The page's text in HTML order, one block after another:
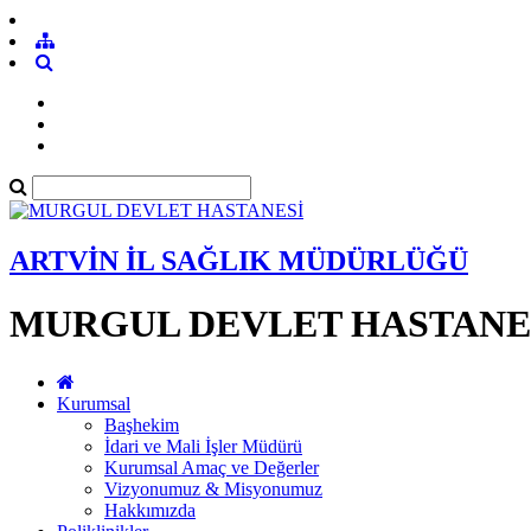
ARTVİN İL SAĞLIK MÜDÜRLÜĞÜ
MURGUL DEVLET
Kurumsal
Başhekim
İdari ve Mali İşler Müdürü
Kurumsal Amaç ve Değerler
Vizyonumuz & Misyonumuz
Hakkımızda